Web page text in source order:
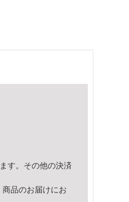
す。その他の決済
品のお届けにお